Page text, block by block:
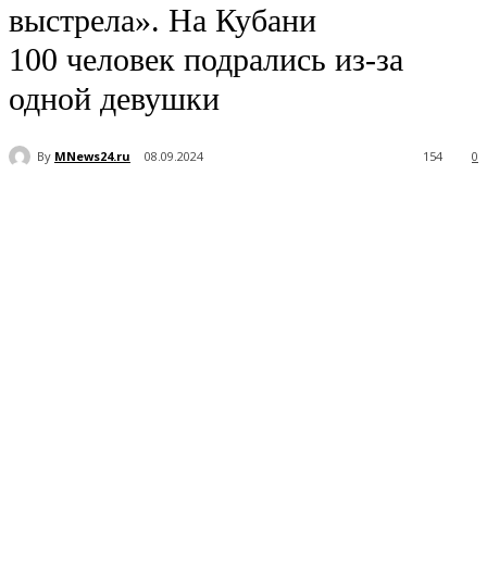
выстрела». На Кубани
100 человек подрались из-за
одной девушки
By MNews24.ru 08.09.2024 0
154